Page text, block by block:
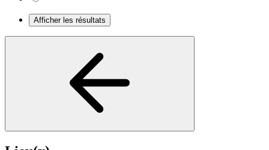
Afficher les résultats